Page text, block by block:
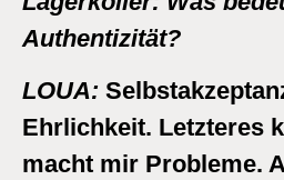
Authentizität?
LOUA:
Ehrlichkeit. Letzteres
macht mir Probleme.